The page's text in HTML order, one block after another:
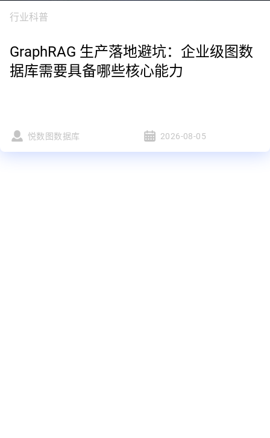
行业科普
GraphRAG 生产落地避坑：企业级图数
据库需要具备哪些核心能力
悦数图数据库 2026-08-05